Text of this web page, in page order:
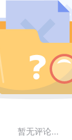
暂无评论...